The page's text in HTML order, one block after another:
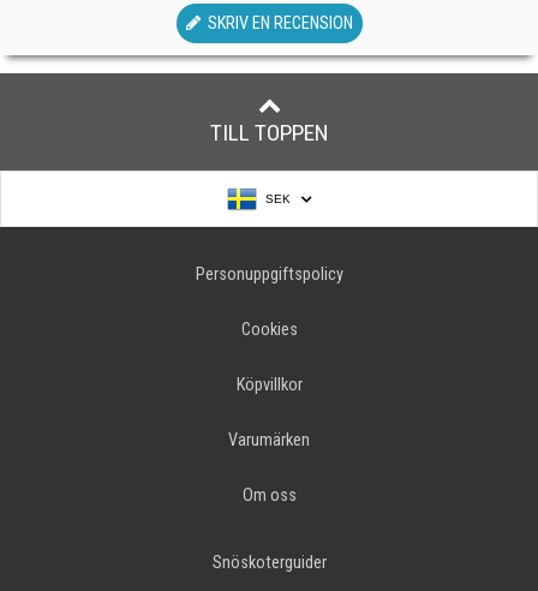
SKRIV EN RECENSION
TILL TOPPEN
SEK
Personuppgiftspolicy
Cookies
Köpvillkor
Varumärken
Om oss
Snöskoterguider